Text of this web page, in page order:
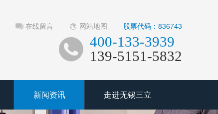
在线留言 网站地图 股票代码：836743
400-133-3939
139-5151-5832
新闻资讯 走进无锡三立